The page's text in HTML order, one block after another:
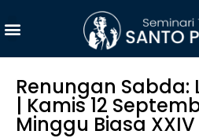
Renungan Sabda:
| Kamis 12
Minggu Biasa XXIV